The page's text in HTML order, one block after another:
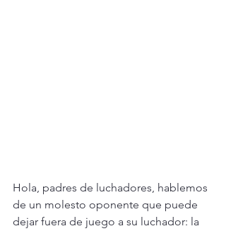
Hola, padres de luchadores, hablemos
de un molesto oponente que puede
dejar fuera de juego a su luchador: la